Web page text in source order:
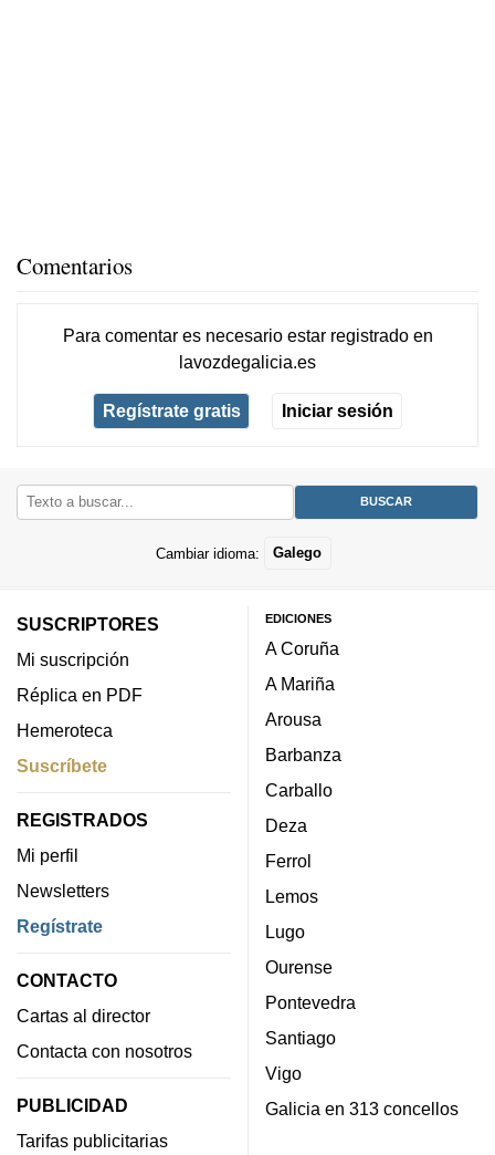
Comentarios
Para comentar es necesario estar registradoen
lavozdegalicia.es
Regístrate gratis Iniciar sesión
Cambiar idioma: Galego
SUSCRIPTORES
Mi suscripción
Réplica en PDF
Hemeroteca
Suscríbete
REGISTRADOS
Mi perfil
Newsletters
Regístrate
CONTACTO
Cartas al director
Contacta con nosotros
PUBLICIDAD
Tarifas publicitarias
EDICIONES
A Coruña
A Mariña
Arousa
Barbanza
Carballo
Deza
Ferrol
Lemos
Lugo
Ourense
Pontevedra
Santiago
Vigo
Galicia en 313 concellos